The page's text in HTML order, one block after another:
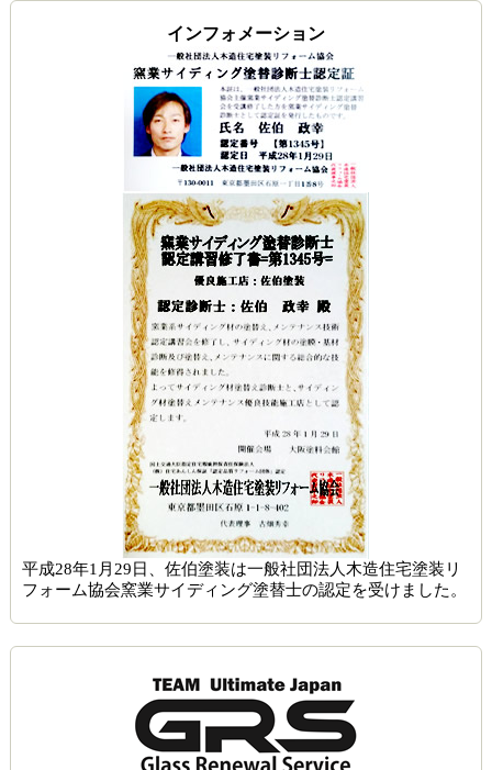
インフォメーション
平成28年1月29日、佐伯塗装は一般社団法人木造住宅塗装リ
フォーム協会窯業サイディング塗替士の認定を受けました。